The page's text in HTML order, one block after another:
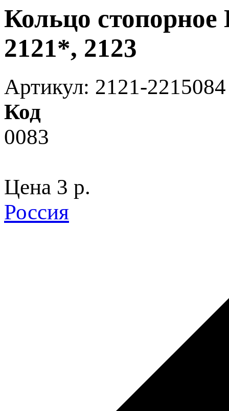
Кольцо
2121*, 2123
Артикул: 2121-2215084
Код
0083
Цена 3 p.
Россия